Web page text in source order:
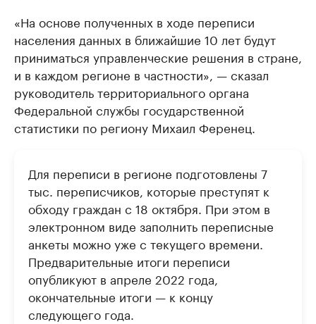
«На основе полученных в ходе переписи
населения данных в ближайшие 10 лет будут
приниматься управленческие решения в стране,
и в каждом регионе в частности», — сказал
руководитель территориального органа
Федеральной службы государственной
статистики по региону Михаил Ференец.
Для переписи в регионе подготовлены 7
тыс. переписчиков, которые преступят к
обходу граждан с 18 октября. При этом в
электронном виде заполнить переписные
анкеты можно уже с текущего времени.
Предварительные итоги переписи
опубликуют в апреле 2022 года,
окончательные итоги — к концу
следующего года.